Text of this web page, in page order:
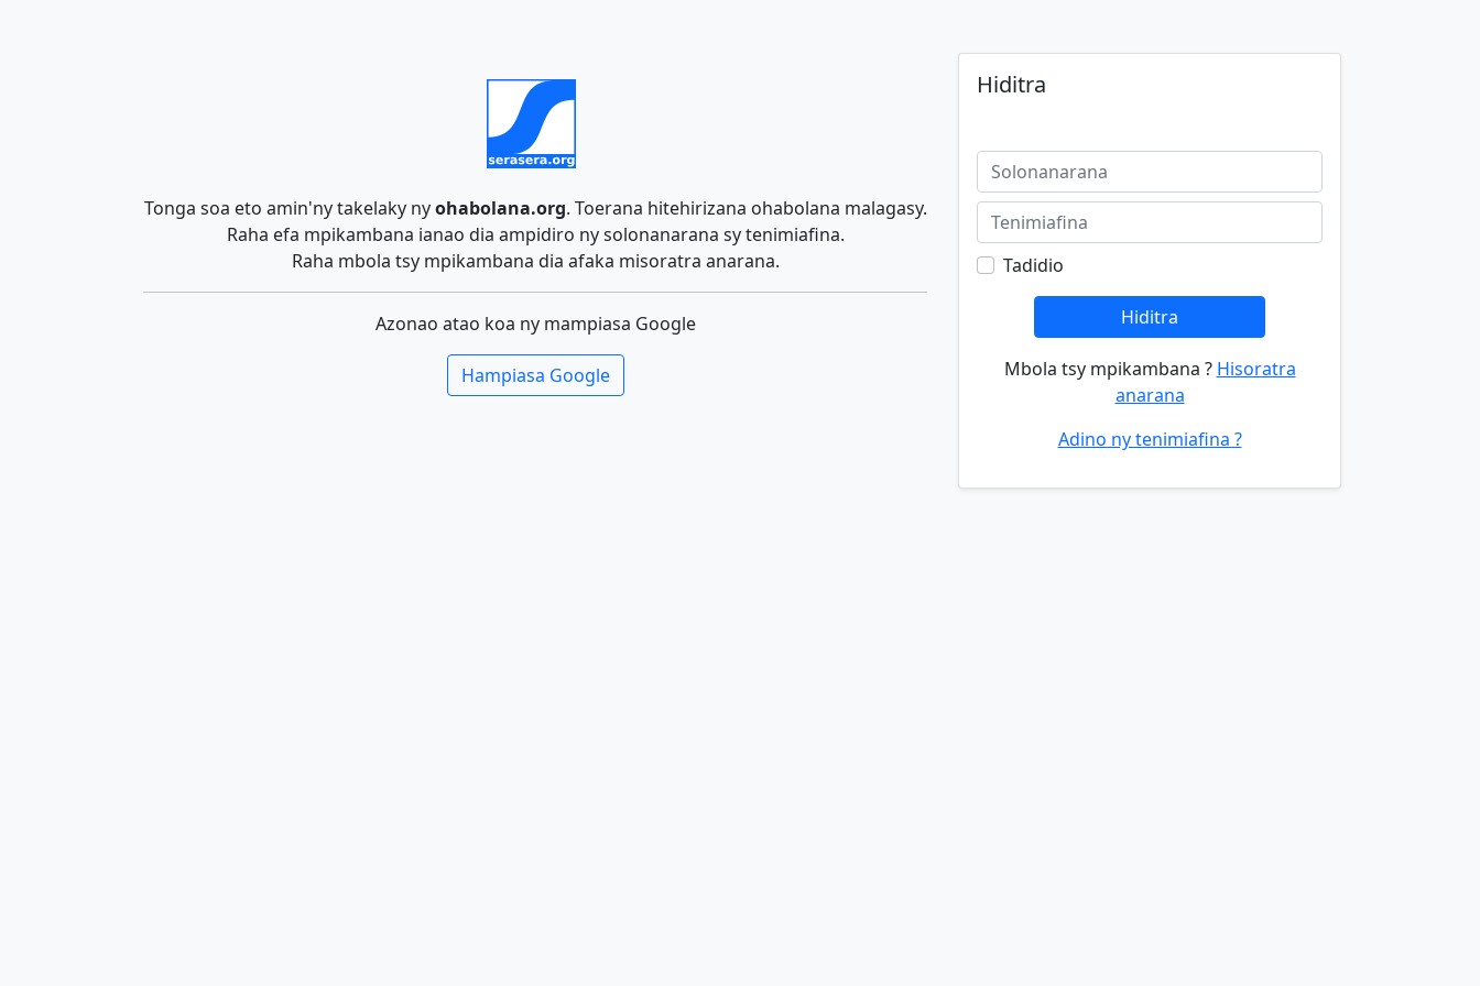
Tonga soa eto amin'ny takelaky nyohabolana.org. Toerana hitehirizana ohabolana malagasy.
Raha efa mpikambana ianao dia ampidiro ny solonanarana sy tenimiafina.
Raha mbola tsy mpikambana dia afaka misoratra anarana.
Azonao atao koa ny mampiasa Google
Hampiasa Google
Hiditra
Tadidio
Hiditra
Mbola tsy mpikambana ? Hisoratra
anarana
Adino ny tenimiafina ?